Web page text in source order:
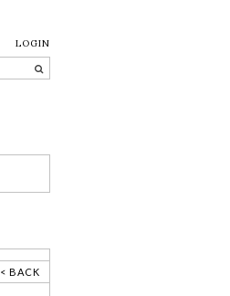
LOGIN
< BACK